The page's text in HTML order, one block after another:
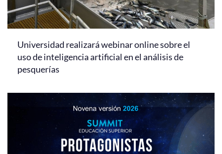
Universidad realizará webinar online sobre el
uso de inteligencia artificial en el análisis de
pesquerías